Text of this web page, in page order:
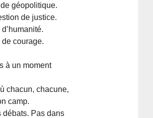
géopolitique.
de justice.
courage.
à un moment
chacun, chacune,
camp.
débats. Pas dans